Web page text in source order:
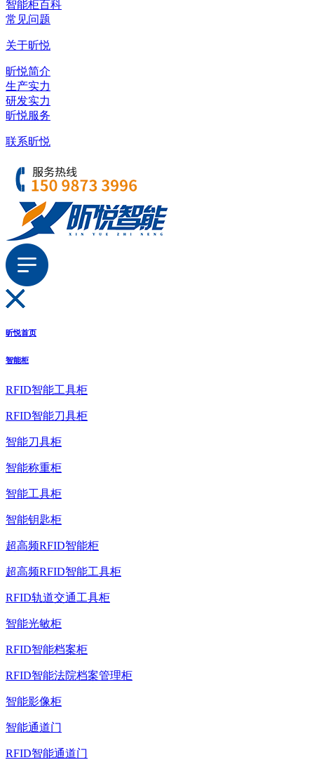
智能柜百科
常见问题
关于昕悦
昕悦简介
生产实力
研发实力
昕悦服务
联系昕悦
昕悦首页
智能柜
RFID智能工具柜
RFID智能刀具柜
智能刀具柜
智能称重柜
智能工具柜
智能钥匙柜
超高频RFID智能柜
超高频RFID智能工具柜
RFID轨道交通工具柜
智能光敏柜
RFID智能档案柜
RFID智能法院档案管理柜
智能影像柜
智能通道门
RFID智能通道门